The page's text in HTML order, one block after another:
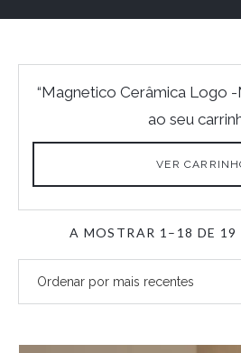
“Magnetico Cerâmica Logo
ao seu
VER
A MOSTRAR 1–18 DE 19